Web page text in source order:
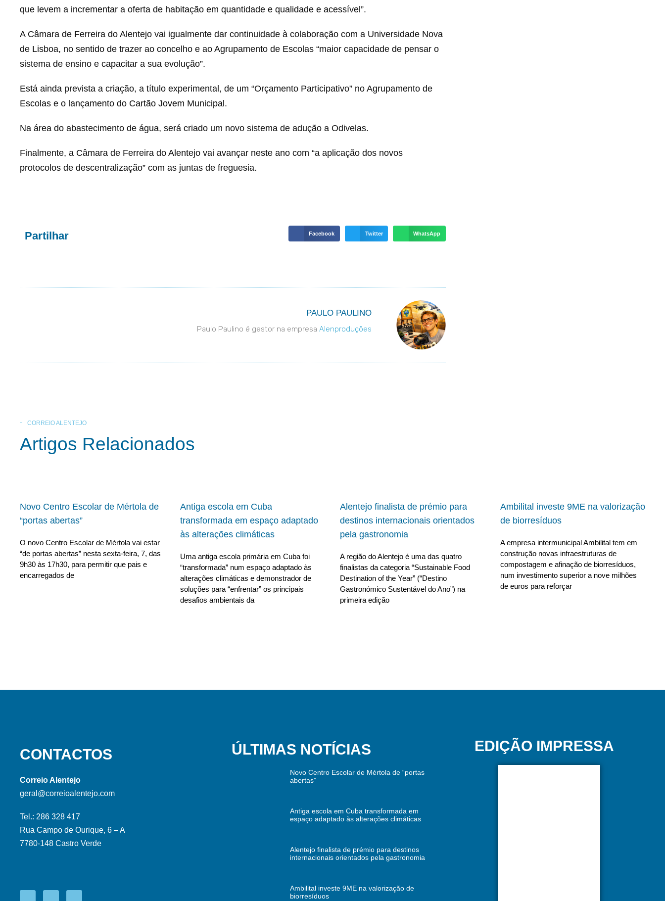
que levem a incrementar a oferta de habitação em quantidade e qualidade e acessível”.
A Câmara de Ferreira do Alentejo vai igualmente dar continuidade à colaboração com a Universidade Nova
de Lisboa, no sentido de trazer ao concelho e ao Agrupamento de Escolas “maior capacidade de pensar o
sistema de ensino e capacitar a sua evolução”.
Está ainda prevista a criação, a título experimental, de um “Orçamento Participativo” no Agrupamento de
Escolas e o lançamento do Cartão Jovem Municipal.
Na área do abastecimento de água, será criado um novo sistema de adução a Odivelas.
Finalmente, a Câmara de Ferreira do Alentejo vai avançar neste ano com “a aplicação dos novos
protocolos de descentralização” com as juntas de freguesia.
Partilhar Facebook Twitter WhatsApp
PAULO PAULINO
Paulo Paulino é gestor na empresa Alenproduções
CORREIO ALENTEJO
Artigos Relacionados
Novo Centro Escolar de Mértola de
“portas abertas”
O novo Centro Escolar de Mértola vai estar
“de portas abertas” nesta sexta-feira, 7, das
9h30 às 17h30, para permitir que pais e
encarregados de
Antiga escola em Cuba
transformada em espaço adaptado
às alterações climáticas
Uma antiga escola primária em Cuba foi
“transformada” num espaço adaptado às
alterações climáticas e demonstrador de
soluções para “enfrentar” os principais
desafios ambientais da
Alentejo finalista de prémio para
destinos internacionais orientados
pela gastronomia
A região do Alentejo é uma das quatro
finalistas da categoria “Sustainable Food
Destination of the Year” (“Destino
Gastronómico Sustentável do Ano”) na
primeira edição
Ambilital investe 9ME na valorização
de biorresíduos
A empresa intermunicipal Ambilital tem em
construção novas infraestruturas de
compostagem e afinação de biorresíduos,
num investimento superior a nove milhões
de euros para reforçar
CONTACTOS
Correio Alentejo
geral@correioalentejo.com
Tel.: 286 328 417
Rua Campo de Ourique, 6 – A
7780-148 Castro Verde
ÚLTIMAS NOTÍCIAS
Novo Centro Escolar de Mértola de “portas
abertas”
Antiga escola em Cuba transformada em
espaço adaptado às alterações climáticas
Alentejo finalista de prémio para destinos
internacionais orientados pela gastronomia
Ambilital investe 9ME na valorização de
biorresíduos
EDIÇÃO IMPRESSA